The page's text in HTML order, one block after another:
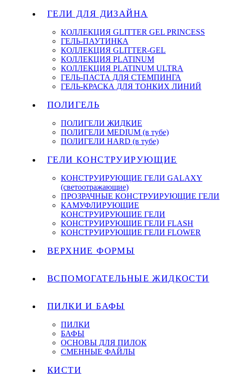
ГЕЛИ ДЛЯ ДИЗАЙНА
КОЛЛЕКЦИЯ GLITTER GEL PRINCESS
ГЕЛЬ-ПАУТИНКА
КОЛЛЕКЦИЯ GLITTER-GEL
КОЛЛЕКЦИЯ PLATINUM
КОЛЛЕКЦИЯ PLATINUM ULTRA
ГЕЛЬ-ПАСТА ДЛЯ СТЕМПИНГА
ГЕЛЬ-КРАСКА ДЛЯ ТОНКИХ ЛИНИЙ
ПОЛИГЕЛЬ
ПОЛИГЕЛИ ЖИДКИЕ
ПОЛИГЕЛИ MEDIUM (в тубе)
ПОЛИГЕЛИ HARD (в тубе)
ГЕЛИ КОНСТРУИРУЮЩИЕ
КОНСТРУИРУЮЩИЕ ГЕЛИ GALAXY
(светоотражающие)
ПРОЗРАЧНЫЕ КОНСТРУИРУЮЩИЕ ГЕЛИ
КАМУФЛИРУЮЩИЕ
КОНСТРУИРУЮЩИЕ ГЕЛИ
КОНСТРУИРУЮЩИЕ ГЕЛИ FLASH
КОНСТРУИРУЮЩИЕ ГЕЛИ FLOWER
ВЕРХНИЕ ФОРМЫ
ВСПОМОГАТЕЛЬНЫЕ ЖИДКОСТИ
ПИЛКИ И БАФЫ
ПИЛКИ
БАФЫ
ОСНОВЫ ДЛЯ ПИЛОК
СМЕННЫЕ ФАЙЛЫ
КИСТИ